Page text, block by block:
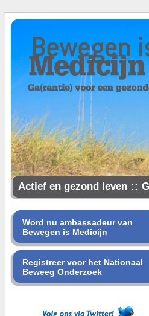
Actief en gezond leven ::
Samen gezonder
Word nu ambassadeur van
Bewegen is Medicijn
Registreer voor het Nationaal
Beweeg Onderzoek